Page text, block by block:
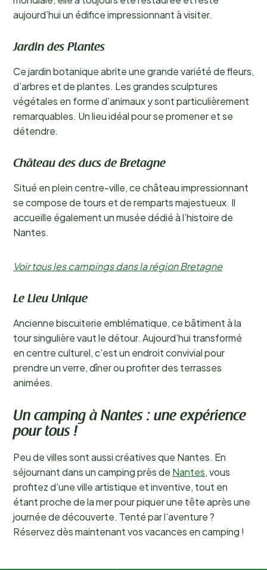
aujourd’hui un édifice impressionnant à visiter.
Jardin des Plantes
Ce jardin botanique abrite une grande variété de fleurs,
d’arbres et de plantes. Les grandes sculptures
végétales en forme d’animaux y sont particulièrement
remarquables. Un lieu idéal pour se promener et se
détendre.
Château des ducs de Bretagne
Situé en plein centre-ville, ce château impressionnant
se compose de tours et de remparts majestueux. Il
accueille également un musée dédié à l’histoire de
Nantes.
Voir tous les campings dans la région Bretagne
Le Lieu Unique
Ancienne biscuiterie emblématique, ce bâtiment à la
tour singulière vaut le détour. Aujourd’hui transformé
en centre culturel, c’est un endroit convivial pour
prendre un verre, dîner ou profiter des terrasses
animées.
Un camping à Nantes : une expérience
pour tous !
Peu de villes sont aussi créatives que Nantes. En
séjournant dans un camping près de Nantes, vous
profitez d’une ville artistique et inventive, tout en
étant proche de la mer pour piquer une tête après une
journée de découverte. Tenté par l’aventure ?
Réservez dès maintenant vos vacances en camping !